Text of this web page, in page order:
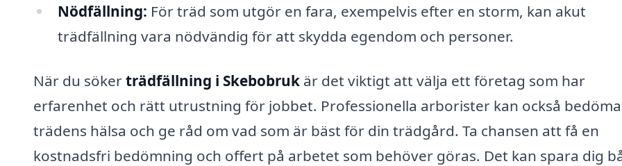
Nödfällning: För träd som utgör en fara, exempelvis efter en storm, kan akut
trädfällning vara nödvändig för att skydda egendom och personer.
När du sökerträdfällning i Skebobruk är det viktigt att välja ett företag som har
erfarenhet och rätt utrustning för jobbet. Professionella arborister kan också bedöma
trädens hälsa och ge råd om vad som är bäst för din trädgård. Ta chansen att få en
kostnadsfri bedömning och offert på arbetet som behöver göras. Det kan spara dig